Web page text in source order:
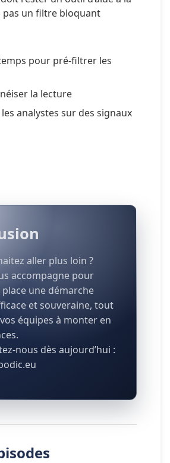
pas un filtre bloquant
pour pré-filtrer les
la lecture
analystes sur des signaux
aller plus loin ?
accompagne pour
une démarche
et souveraine, tout
équipes à monter en
nous dès aujourd’hui :